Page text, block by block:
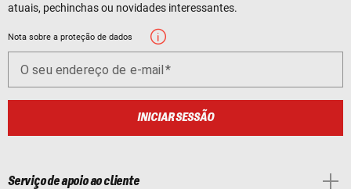
atuais, pechinchas ou novidades interessantes.
Nota sobre a proteção de dados
O seu endereço de e-mail
INICIAR SESSÃO
Serviço de apoio ao cliente